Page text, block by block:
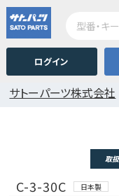
ログイン
サトーパーツ株式会社
取
C-3-30C 日本製